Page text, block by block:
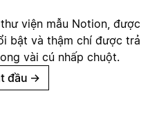
viện mẫu Notion, được
bật và thậm chí được trả
vài cú nhấp chuột.
đầu →